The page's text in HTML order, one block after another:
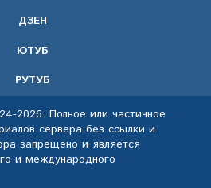
ДЗЕН
ЮТУБ
РУТУБ
2026. Полное или частичное
сервера без ссылки и
запрещено и является
и международного